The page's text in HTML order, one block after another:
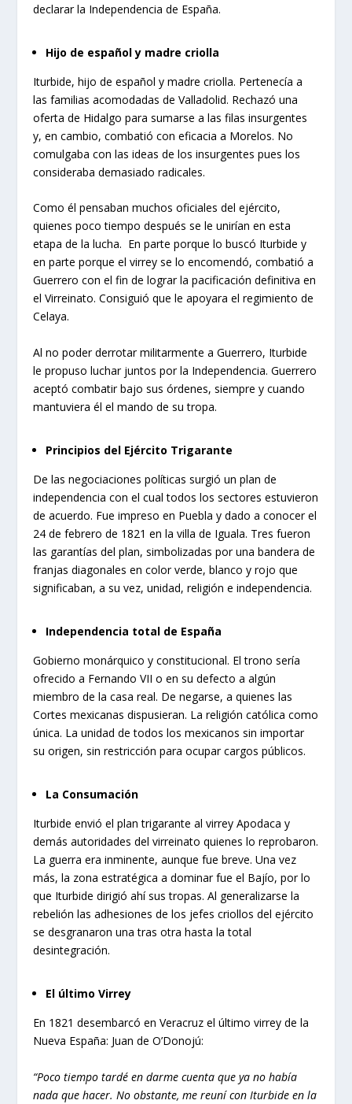
declarar la Independencia de España.
Hijo de español y madre criolla
Iturbide, hijo de español y madre criolla. Pertenecía a
las familias acomodadas de Valladolid. Rechazó una
oferta de Hidalgo para sumarse a las filas insurgentes
y, en cambio, combatió con eficacia a Morelos. No
comulgaba con las ideas de los insurgentes pues los
consideraba demasiado radicales.
Como él pensaban muchos oficiales del ejército,
quienes poco tiempo después se le unirían en esta
etapa de la lucha. En parte porque lo buscó Iturbide y
en parte porque el virrey se lo encomendó, combatió a
Guerrero con el fin de lograr la pacificación definitiva en
el Virreinato. Consiguió que le apoyara el regimiento de
Celaya.
Al no poder derrotar militarmente a Guerrero, Iturbide
le propuso luchar juntos por la Independencia. Guerrero
aceptó combatir bajo sus órdenes, siempre y cuando
mantuviera él el mando de su tropa.
Principios del Ejército Trigarante
De las negociaciones políticas surgió un plan de
independencia con el cual todos los sectores estuvieron
de acuerdo. Fue impreso en Puebla y dado a conocer el
24 de febrero de 1821 en la villa de Iguala. Tres fueron
las garantías del plan, simbolizadas por una bandera de
franjas diagonales en color verde, blanco y rojo que
significaban, a su vez, unidad, religión e independencia.
Independencia total de España
Gobierno monárquico y constitucional. El trono sería
ofrecido a Fernando VII o en su defecto a algún
miembro de la casa real. De negarse, a quienes las
Cortes mexicanas dispusieran. La religión católica como
única. La unidad de todos los mexicanos sin importar
su origen, sin restricción para ocupar cargos públicos.
La Consumación
Iturbide envió el plan trigarante al virrey Apodaca y
demás autoridades del virreinato quienes lo reprobaron.
La guerra era inminente, aunque fue breve. Una vez
más, la zona estratégica a dominar fue el Bajío, por lo
que Iturbide dirigió ahí sus tropas. Al generalizarse la
rebelión las adhesiones de los jefes criollos del ejército
se desgranaron una tras otra hasta la total
desintegración.
El último Virrey
En 1821 desembarcó en Veracruz el último virrey de la
Nueva España: Juan de O’Donojú:
“Poco tiempo tardé en darme cuenta que ya no había
nada que hacer. No obstante, me reuní con Iturbide en la